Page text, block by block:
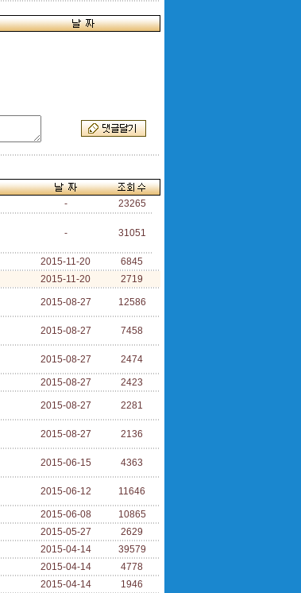
- 23265
- 31051
2015-11-20
6845
2015-11-20 2719
2015-08-27 12586
2015-08-27 7458
2015-08-27 2474
2015-08-27 2423
2015-08-27 2281
2015-08-27 2136
2015-06-15 4363
2015-06-12 11646
2015-06-08
10865
2015-05-27
2629
2015-04-14
39579
2015-04-14
4778
2015-04-14 1946